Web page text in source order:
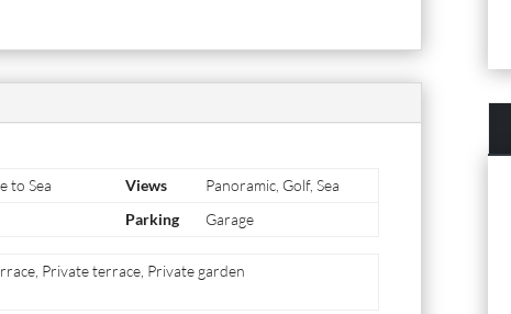
to Sea Views
Panoramic, Golf, Sea
Parking Garage
Private terrace, Private garden